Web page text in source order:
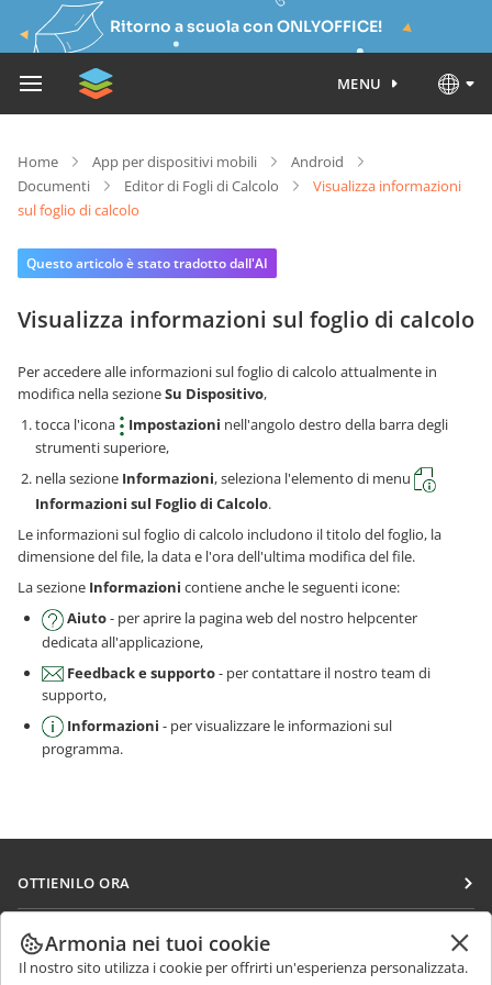
Ritorno a scuola con ONLYOFFICE!
MENU
Home App per dispositivi mobili
Android
Documenti
Editor di Fogli di Calcolo
Visualizza informazioni
sul foglio di calcolo
Questo articolo è stato tradotto dall'AI
Visualizza informazioni sul foglio di calcolo
Per accedere alle informazioni sul foglio di calcolo attualmente in
modifica nella sezioneSu Dispositivo,
tocca l'icona
Impostazioni nell'angolo destro della barra degli
strumenti superiore,
nella sezione Informazioni, seleziona l'elemento di menu
Informazioni sul Foglio di Calcolo.
Le informazioni sul foglio di calcolo includono il titolo del foglio, la
dimensione del file, la data e l'ora dell'ultima modifica del file.
La sezione Informazioni contiene anche le seguenti icone:
Aiuto- per aprire la pagina web del nostro helpcenter
dedicata all'applicazione,
Feedback e supporto- per contattare il nostro team di
supporto,
Informazioni - per visualizzare le informazioni sul
programma.
OTTIENILO ORA
Docs
DocSpace
COLLABORA
Per i contributori
Armonia nei tuoi cookie
Il nostro sito utilizza i cookie per offrirti un'esperienza personalizzata.